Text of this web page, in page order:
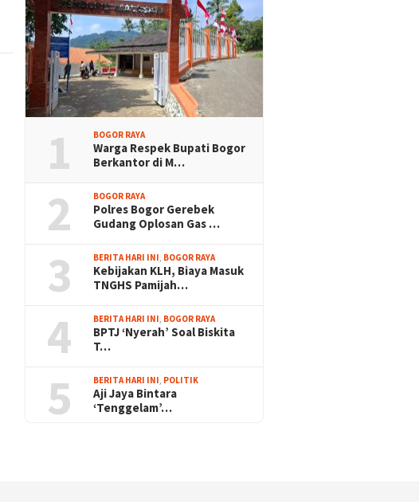
1 BOGOR RAYA
Warga Respek Bupati Bogor
Berkantor di M…
2 BOGOR RAYA
Polres Bogor Gerebek
Gudang Oplosan Gas …
3 BERITA HARI INI, BOGOR RAYA
Kebijakan KLH, Biaya Masuk
TNGHS Pamijah…
4 BERITA HARI INI, BOGOR RAYA
BPTJ ‘Nyerah’ Soal Biskita
T…
5 BERITA HARI INI, POLITIK
Aji Jaya Bintara
‘Tenggelam’…